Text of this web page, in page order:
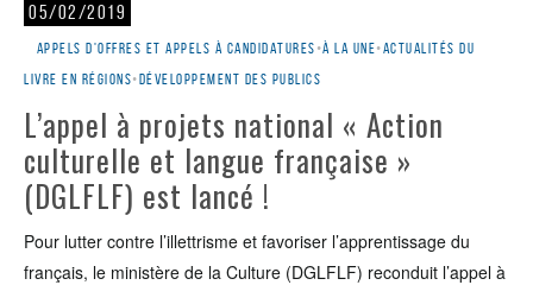
05/02/2019
Appels d'offres et appels à candidatures •À la une•Actualités du
livre en régions•Développement des publics
L’appel à projets national « Action
culturelle et langue française »
(DGLFLF) est lancé !
Pour lutter contre l’illettrisme et favoriser l’apprentissage du
français, le ministère de la Culture (DGLFLF) reconduit l’appel à